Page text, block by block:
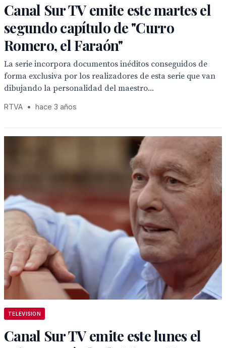
Canal Sur TV emite este martes el
segundo capítulo de "Curro
Romero, el Faraón"
La serie incorpora documentos inéditos conseguidos de
forma exclusiva por los realizadores de esta serie que van
dibujando la personalidad del maestro...
RTVA • hace 3 años
TELEVISION
Canal Sur TV emite este lunes el